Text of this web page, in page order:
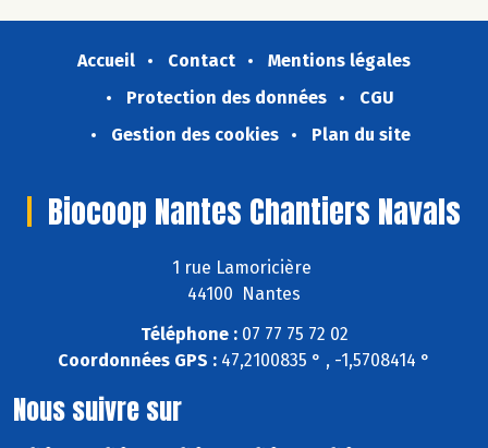
Accueil Contact
Mentions légales
Protection des données
CGU
Gestion des cookies
Plan du site
Biocoop Nantes Chantiers Navals
1 rue Lamoricière
44100 Nantes
Téléphone :07 77 75 72 02
Coordonnées GPS : 47,2100835 ° , -1,5708414 °
Nous suivre sur